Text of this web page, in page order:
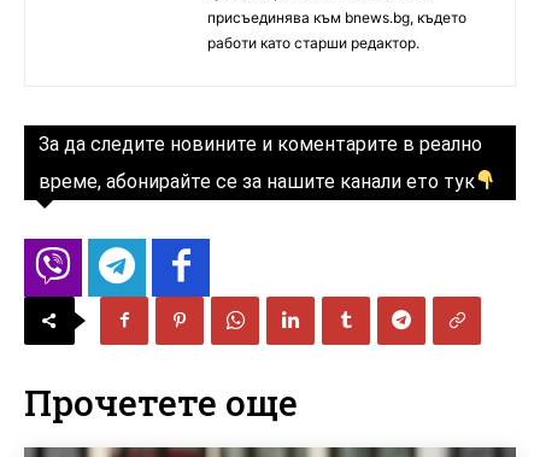
присъединява към bnews.bg, където
работи като старши редактор.
За да следите новините и коментарите в реално
време, абонирайте се за нашите канали ето тук
Прочетете още